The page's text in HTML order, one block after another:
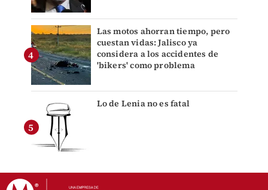
Las motos ahorran tiempo, pero
cuestan vidas: Jalisco ya
considera a los accidentes de
'bikers' como problema
Lo de Lenia no es fatal